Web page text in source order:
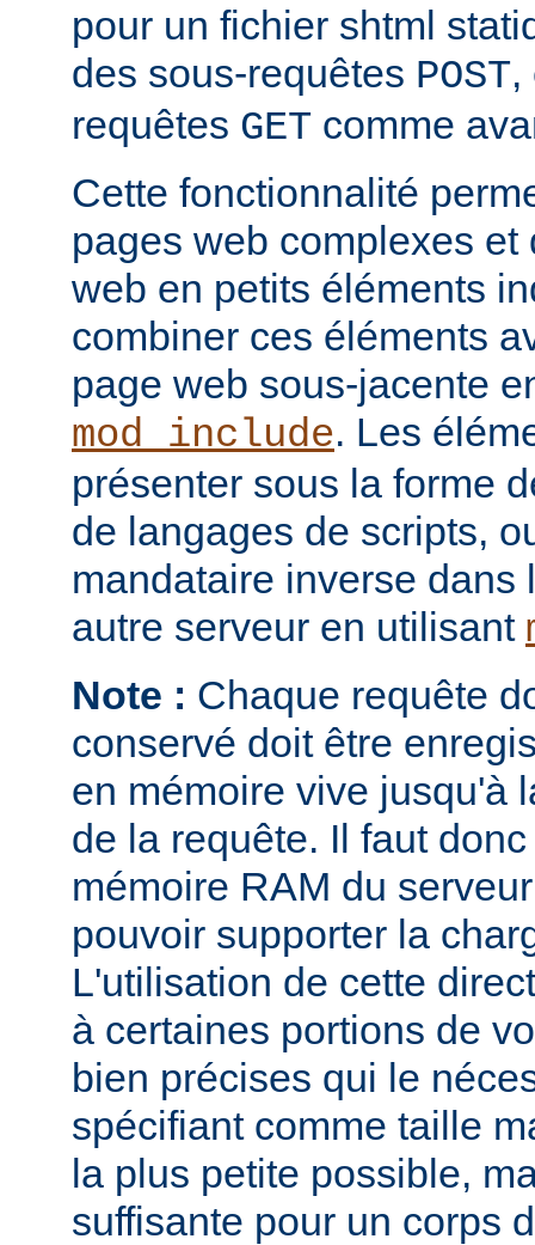
pour un fichier shtml
des sous-requêtes POST,
requêtes GET comme
Cette fonctionnalité
pages web complexes
web en petits éléments
combiner ces éléments
page web sous-jacente
mod_include. Les
présenter sous la forme
de langages de scripts,
mandataire inverse dans
autre serveur en utilisant
Note : Chaque requête
conservé doit être
en mémoire vive jusqu'à
de la requête. Il faut
mémoire RAM du
pouvoir supporter la
L'utilisation de cette
à certaines portions de
bien précises qui le
spécifiant comme taille
la plus petite possible,
suffisante pour un corps